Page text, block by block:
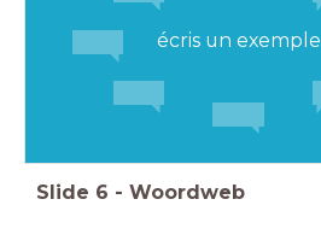
écris un exemple
Slide 6 - Woordweb